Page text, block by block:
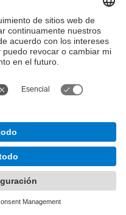
la participación
a practitioner's
R.S.; Maxim, B.R,
2020.